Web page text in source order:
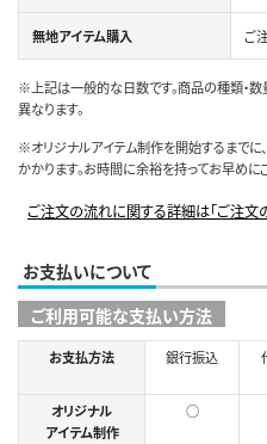
無地アイテム購入 ご
※上記は一般的な日数です。商品の種類・数
異なります。
※オリジナルアイテム制作を開始するまで
かかります。お時間に余裕を持ってお早めに
ご注文の流れに関する詳細は「ご注文
お支払いについて
ご利用可能な支払い方法
お支払方法 銀行振込
オリジナル
アイテム制作
○